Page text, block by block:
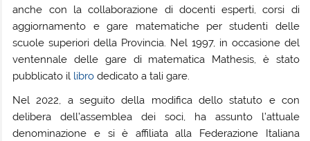
anche con la collaborazione di docenti esperti, corsi di
aggiornamento e gare matematiche per studenti delle
scuole superiori della Provincia. Nel 1997, in occasione del
ventennale delle gare di matematica Mathesis, è stato
pubblicato il libro dedicato a tali gare.
Nel 2022, a seguito della modifica dello statuto e con
delibera dell’assemblea dei soci, ha assunto l’attuale
denominazione e si è affiliata alla Federazione Italiana